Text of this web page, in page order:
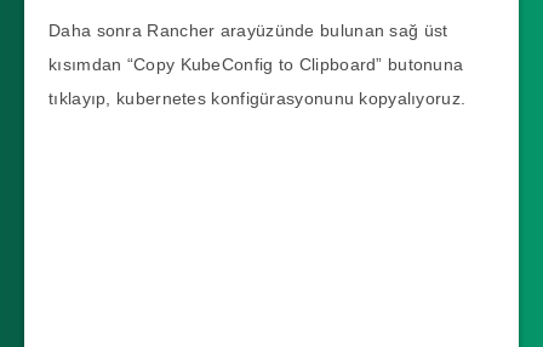
Daha sonra Rancher arayüzünde bulunan sağ üst
kısımdan “Copy KubeConfig to Clipboard” butonuna
tıklayıp, kubernetes konfigürasyonunu kopyalıyoruz.